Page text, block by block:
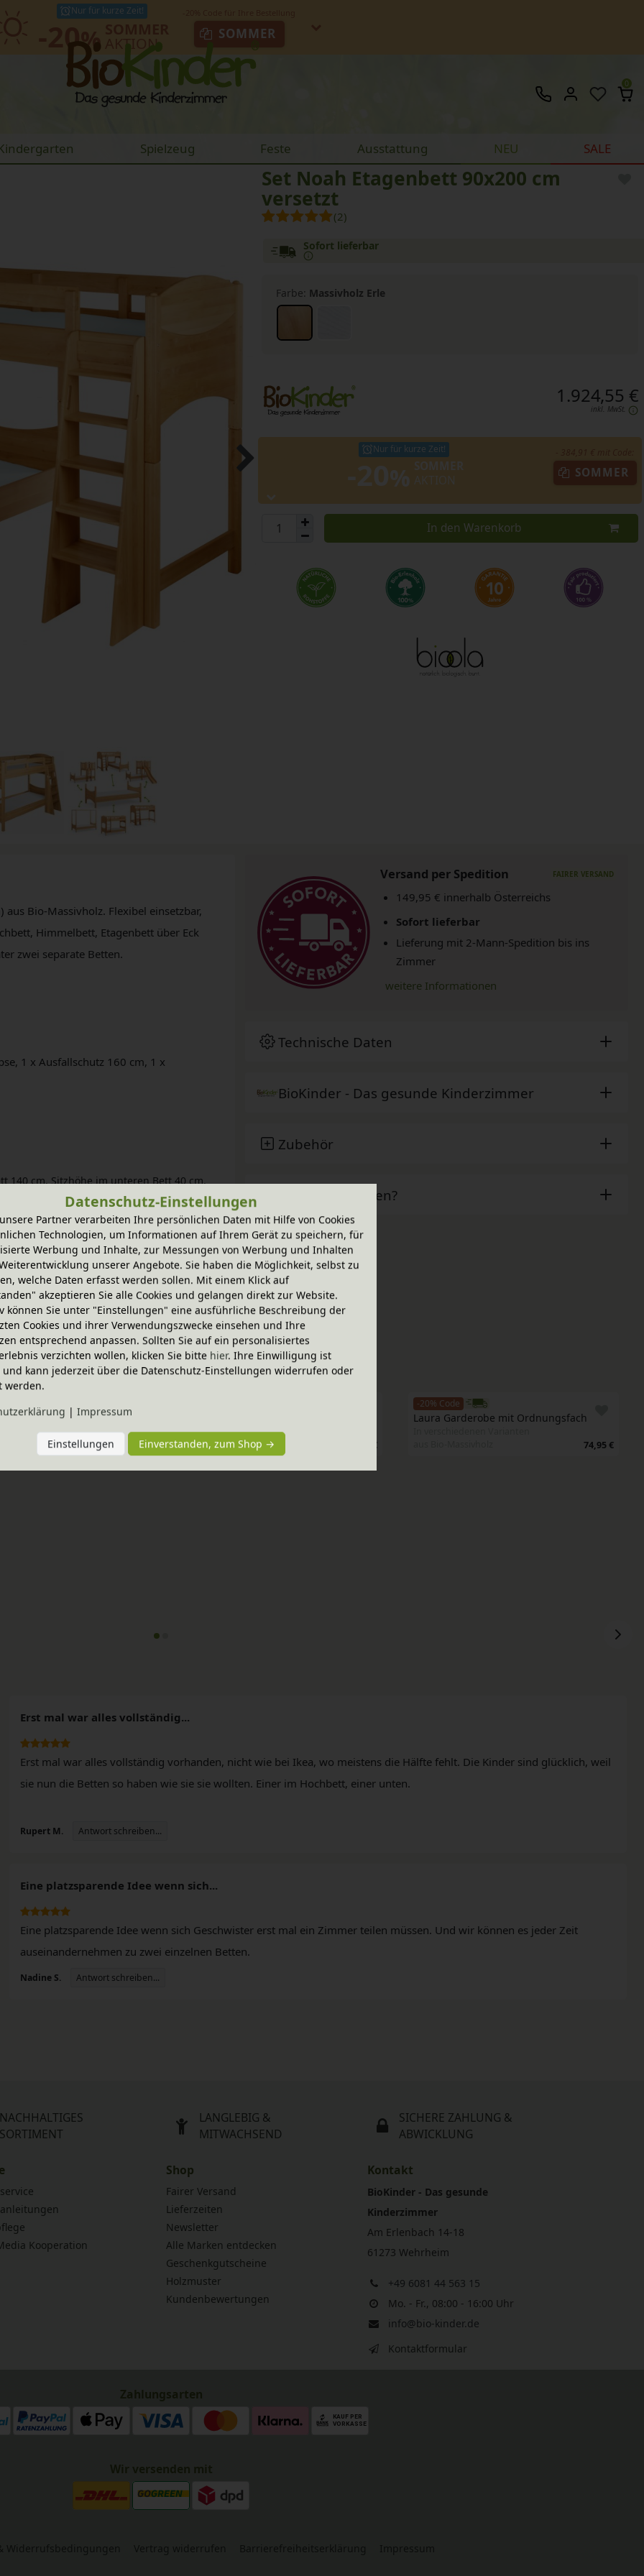
Nur für kurze Zeit!
-20% AKTION
SOMMER
0
Spielzeug Feste Ausstattung NEU SALE
Set Noah Etagenbett 90x200 cm
versetzt
(2)
Sofort lieferbar
Farbe: Massivholz Erle
1.924,55 €
inkl. MwSt.
Nur für kurze Zeit!
SOMMER
In den Warenkorb
Bio-Massivholz. Flexibel einsetzbar,
Himmelbett, Etagenbett über Eck
zwei separate Betten.
1 x Ausfallschutz 160 cm, 1 x
140 cm. Sitzhöhe im unteren Bett 40 cm.
aus massivem Erlenholz (natur)
bioola® nature Öl bzw. bioola® Lasur aus
Versand per Spedition
149,95 € innerhalb Österreichs
Sofort lieferbar
Lieferung mit 2-Mann-Spedition bis ins
Zimmer
weitere Informationen
Technische Daten
BioKinder - Das gesunde Kinderzimmer
Zubehör
Sie haben Fragen?
Varianten
719,95 €
In verschiedenen Varianten
aus Bio-Erlenholz
349,95 €
-20% Code
Laura Garderobe mit Ordnungsfach
74,95 €
Erst mal war alles vollständig...
Erst mal war alles vollständig vorhanden, nicht wie bei Ikea, wo meistens die Hälfte fehlt. Die Kinder sind glücklich, weil
sie nun die Betten so haben wie sie sie wollten. Einer im Hochbett, einer unten.
Rupert M. Antwort schreiben...
Eine platzsparende Idee wenn sich...
Eine platzsparende Idee wenn sich Geschwister erst mal ein Zimmer teilen müssen. Und wir können es jeder Zeit
auseinandernehmen zu zwei einzelnen Betten.
Nadine S. Antwort schreiben...
NACHHALTIGES
SORTIMENT
LANGLEBIG &
MITWACHSEND
SICHERE ZAHLUNG &
ABWICKLUNG
Kooperation
Shop
Fairer Versand
Lieferzeiten
Newsletter
Alle Marken entdecken
Geschenkgutscheine
Holzmuster
Kundenbewertungen
Kontakt
BioKinder - Das gesunde
Kinderzimmer
Am Erlenbach 14-18
61273 Wehrheim
+49 6081 44 563 15
Mo. - Fr., 08:00 - 16:00 Uhr
info@bio-kinder.de
Kontaktformular
Zahlungsarten
Wir versenden mit
Datenschutz-Einstellungen
Partner verarbeiten Ihre persönlichen Daten mit Hilfe von Cookies
Technologien, um Informationen auf Ihrem Gerät zu speichern, für
Werbung und Inhalte, zur Messungen von Werbung und Inhalten
unserer Angebote. Sie haben die Möglichkeit, selbst zu
welche Daten erfasst werden sollen. Mit einem Klick auf
akzeptieren Sie alle Cookies und gelangen direkt zur Website.
können Sie unter "Einstellungen" eine ausführliche Beschreibung der
Cookies und ihrer Verwendungszwecke einsehen und Ihre
entsprechend anpassen. Sollten Sie auf ein personalisiertes
verzichten wollen, klicken Sie bitte hier. Ihre Einwilligung ist
kann jederzeit über die Datenschutz-Einstellungen widerrufen oder
werden.
| Impressum
Einstellungen Einverstanden, zum Shop →